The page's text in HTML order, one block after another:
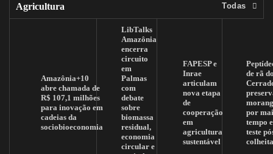
Agricultura Todas
Amazônia+10
abre chamada de
R$ 107,1 milhões
para inovação em
cadeias da
sociobioeconomia
LibTalks
Amazônia
encerra
circuito
em
Palmas
com
debate
sobre
biomassa
residual,
economia
circular e
FAPESP e
Inrae
articulam
nova etapa
de
cooperação
em
agricultura
sustentável
de rã
por
tempo
teste